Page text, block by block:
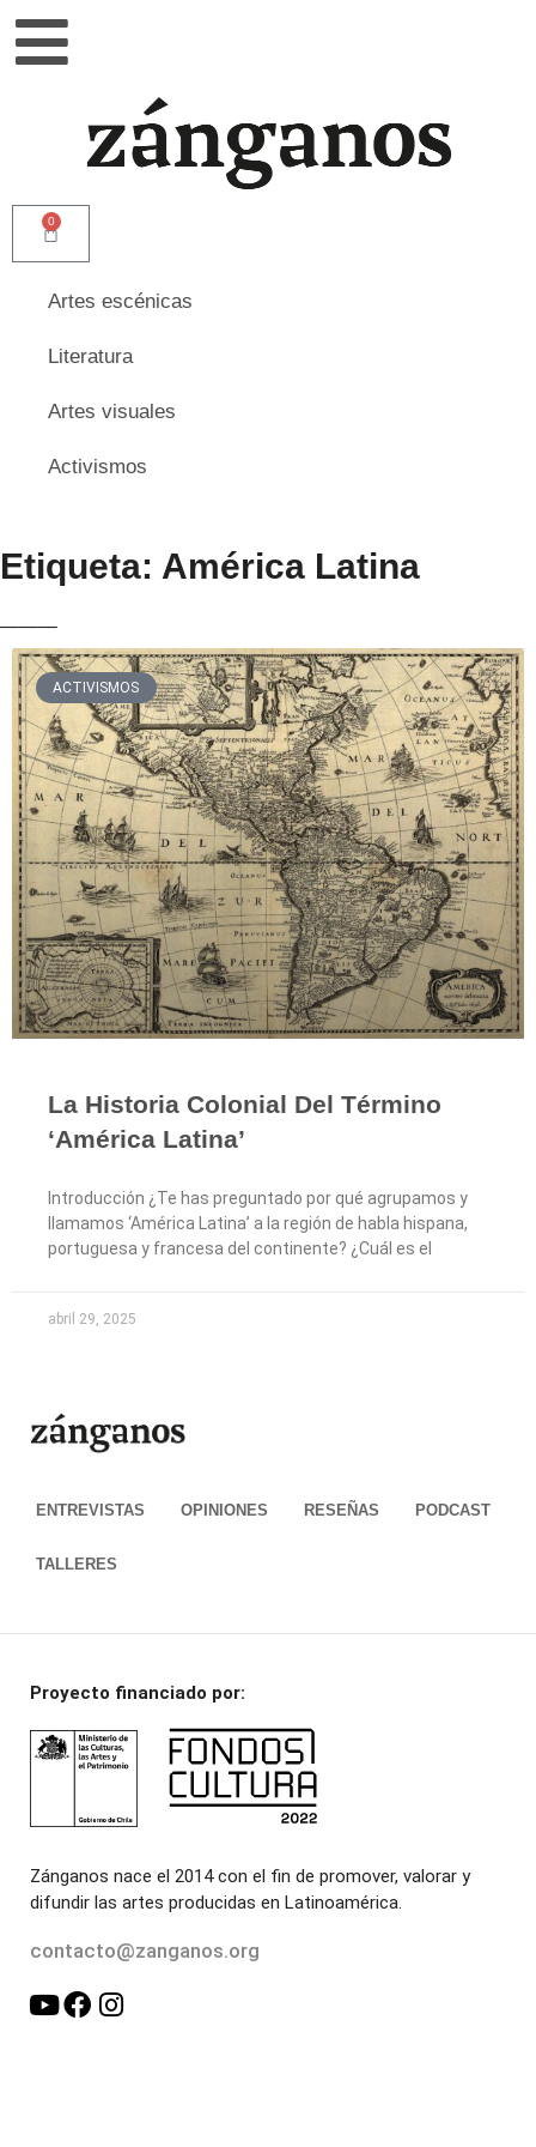
0
Artes escénicas
Literatura
Artes visuales
Activismos
Etiqueta: América Latina
ACTIVISMOS
La Historia Colonial Del Término
‘América Latina’
Introducción ¿Te has preguntado por qué agrupamos y
llamamos ‘América Latina’ a la región de habla hispana,
portuguesa y francesa del continente? ¿Cuál es el
abril 29, 2025
ENTREVISTAS OPINIONES RESEÑAS PODCAST
TALLERES
Proyecto financiado por:
Zánganos nace el 2014 con el fin de promover, valorar y
difundir las artes producidas en Latinoamérica.
contacto@zanganos.org